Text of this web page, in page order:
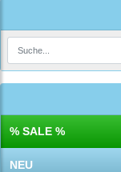
% SALE %
NEU